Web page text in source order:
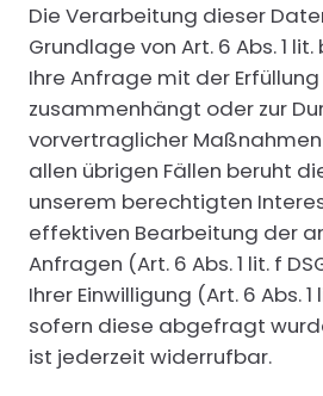
Die Verarbeitung dieser
Grundlage von Art. 6 Abs. 1 lit.
Ihre Anfrage mit der
zusammenhängt oder zur
vorvertraglicher
allen übrigen Fällen beruht
unserem berechtigten
effektiven Bearbeitung der
Anfragen (Art. 6 Abs. 1 lit. f
Ihrer Einwilligung (Art. 6 Abs. 1
sofern diese abgefragt
ist jederzeit widerrufbar.